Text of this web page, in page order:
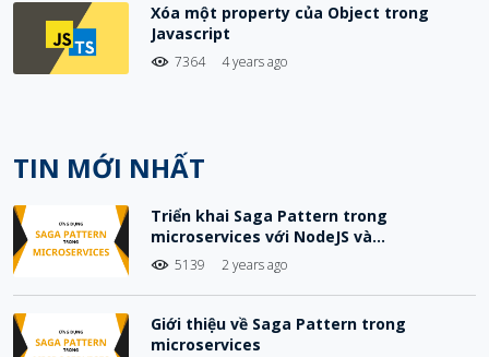
Xóa một property của Object trong
Javascript
7364 4 years ago
TIN MỚI NHẤT
Triển khai Saga Pattern trong
microservices với NodeJS và
Choreography-Based Saga
5139 2 years ago
Giới thiệu về Saga Pattern trong
microservices